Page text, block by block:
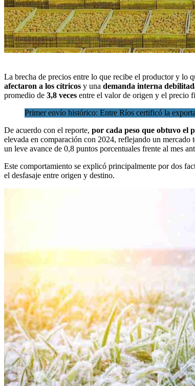
La brecha de precios entre lo que recibe el productor y lo
afectaron a los cítricos y una demanda interna
promedio de 3,8 veces entre el valor de origen y el precio
Primer envío histórico: Entre Ríos certificó la
De acuerdo con el reporte, por cada peso que obtuvo el
elevada en comparación con 2024, reflejando un
un leve avance de 0,8 puntos porcentuales frente al mes
Este comportamiento se explicó principalmente por dos
el desfasaje entre origen y destino.